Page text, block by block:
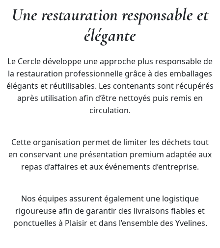
Une restauration responsable et
élégante
Le Cercle développe une approche plus responsable de
la restauration professionnelle grâce à des emballages
élégants et réutilisables. Les contenants sont récupérés
après utilisation afin d’être nettoyés puis remis en
circulation.
Cette organisation permet de limiter les déchets tout
en conservant une présentation premium adaptée aux
repas d’affaires et aux événements d’entreprise.
Nos équipes assurent également une logistique
rigoureuse afin de garantir des livraisons fiables et
ponctuelles à Plaisir et dans l’ensemble des Yvelines.